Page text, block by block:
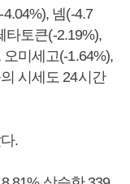
넴(-4.7
타토큰(-2.19%),
미세고(-1.64%),
시세도 24시간
.